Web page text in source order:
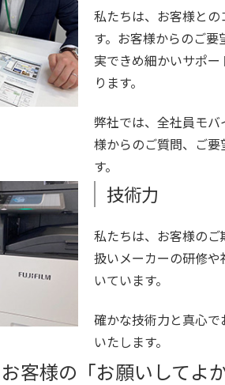
私たちは、お客様と
す。お客様からのご
実できめ細かいサポ
ります。
弊社では、全社員モ
様からのご質問、ご
す。
技術力
私たちは、お客様の
扱いメーカーの研修
いています。
確かな技術力と真心
いたします。
客様の「お願いしてよ